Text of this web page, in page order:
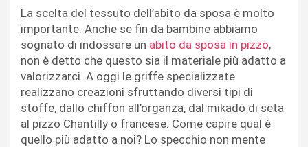
La scelta del tessuto dell’abito da sposa è molto
importante. Anche se fin da bambine abbiamo
sognato di indossare un abito da sposa in pizzo,
non è detto che questo sia il materiale più adatto a
valorizzarci. A oggi le griffe specializzate
realizzano creazioni sfruttando diversi tipi di
stoffe, dallo chiffon all’organza, dal mikado di seta
al pizzo Chantilly o francese. Come capire qual è
quello più adatto a noi? Lo specchio non mente